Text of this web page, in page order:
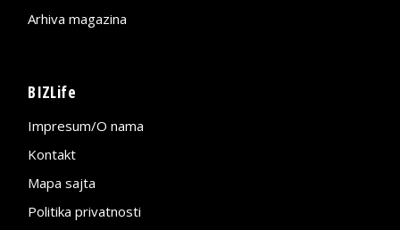
Arhiva magazina
BIZLife
Impresum/O nama
Kontakt
Mapa sajta
Politika privatnosti